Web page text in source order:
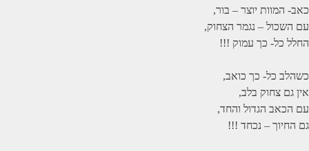
כאב- המוות יוצר – בור,
עם השכול – נגמר הצחוק,
החלל כל- כך עמוק !!!
כשהלב כל- כך כואב,
אין גם צחוק בלב,
עם הכאב הגדול והחד,
גם החיוך – נכחד !!!